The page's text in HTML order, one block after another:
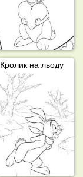
Кролик на льоду